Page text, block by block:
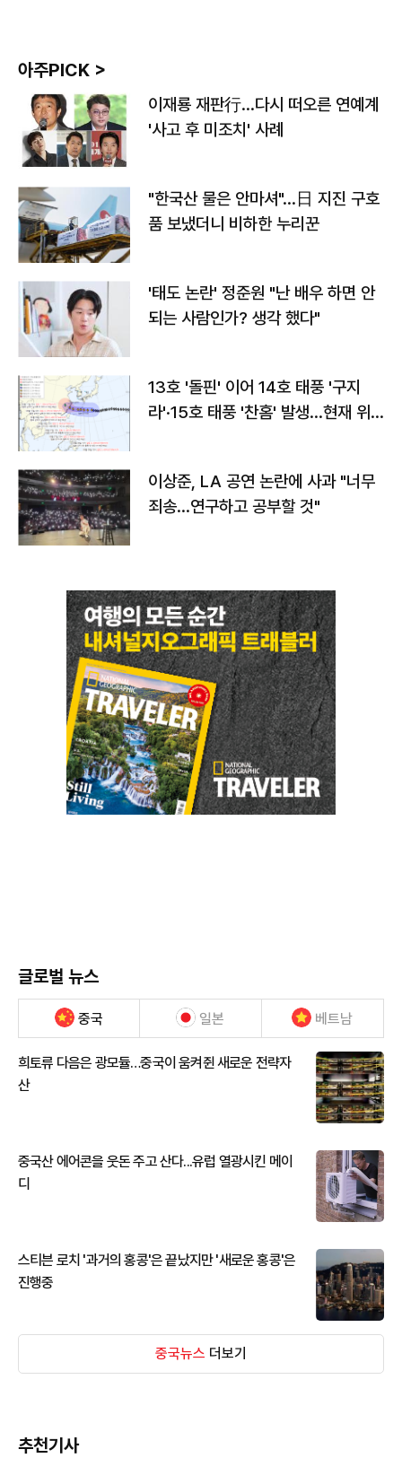
아주PICK >
이재룡 재판行…다시 떠오른 연예계
'사고 후 미조치' 사례
"한국산 물은 안마셔"…日 지진 구호
품 보냈더니 비하한 누리꾼
'태도 논란' 정준원 "난 배우 하면 안
되는 사람인가? 생각 했다"
13호 '돌핀' 이어 14호 태풍 '구지
라'·15호 태풍 '찬홈' 발생…현재 위
이상준, LA 공연 논란에 사과 "너무
죄송…연구하고 공부할 것"
글로벌 뉴스
중국 일본 베트남
희토류 다음은 광모듈…중국이 움켜쥔 새로운 전략자
산
중국산 에어콘을 웃돈 주고 산다...유럽 열광시킨 메이
디
스티븐 로치 '과거의 홍콩'은 끝났지만 '새로운 홍콩'은
진행중
중국뉴스 더보기
추천기사